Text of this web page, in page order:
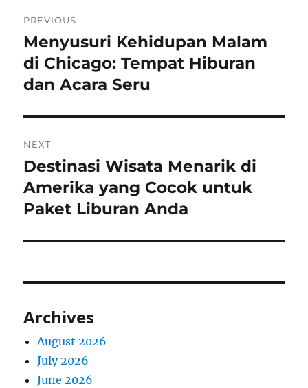
navigation
PREVIOUS
Previous
post:
Menyusuri Kehidupan Malam
di Chicago: Tempat Hiburan
dan Acara Seru
NEXT
Next
post:
Destinasi Wisata Menarik di
Amerika yang Cocok untuk
Paket Liburan Anda
Archives
August 2026
July 2026
June 2026